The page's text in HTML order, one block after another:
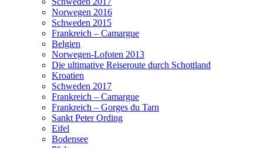
Norwegen 2016
Schweden 2015
Frankreich – Camargue
Belgien
Norwegen-Lofoten 2013
Die ultimative Reiseroute durch Schottland
Kroatien
Schweden 2017
Frankreich – Camargue
Frankreich – Gorges du Tarn
Sankt Peter Ording
Eifel
Bodensee